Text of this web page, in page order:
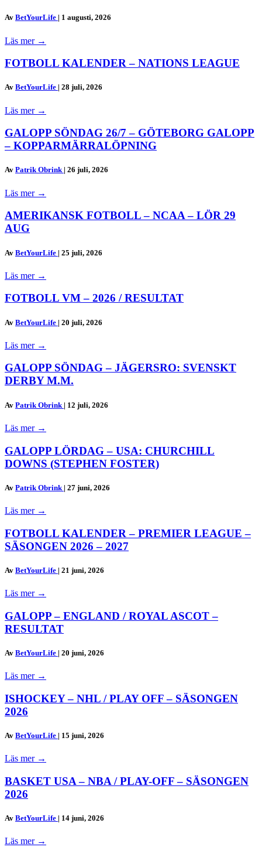
Av BetYourLife | 1 augusti, 2026
Läs mer →
FOTBOLL KALENDER – NATIONS LEAGUE
Av BetYourLife | 28 juli, 2026
Läs mer →
GALOPP SÖNDAG 26/7 – GÖTEBORG GALOPP
– KOPPARMÄRRALÖPNING
Av Patrik Obrink | 26 juli, 2026
Läs mer →
AMERIKANSK FOTBOLL – NCAA – LÖR 29
AUG
Av BetYourLife | 25 juli, 2026
Läs mer →
FOTBOLL VM – 2026 / RESULTAT
Av BetYourLife | 20 juli, 2026
Läs mer →
GALOPP SÖNDAG – JÄGERSRO: SVENSKT
DERBY M.M.
Av Patrik Obrink | 12 juli, 2026
Läs mer →
GALOPP LÖRDAG – USA: CHURCHILL
DOWNS (STEPHEN FOSTER)
Av Patrik Obrink | 27 juni, 2026
Läs mer →
FOTBOLL KALENDER – PREMIER LEAGUE –
SÄSONGEN 2026 – 2027
Av BetYourLife | 21 juni, 2026
Läs mer →
GALOPP – ENGLAND / ROYAL ASCOT –
RESULTAT
Av BetYourLife | 20 juni, 2026
Läs mer →
ISHOCKEY – NHL / PLAY OFF – SÄSONGEN
2026
Av BetYourLife | 15 juni, 2026
Läs mer →
BASKET USA – NBA / PLAY-OFF – SÄSONGEN
2026
Av BetYourLife | 14 juni, 2026
Läs mer →